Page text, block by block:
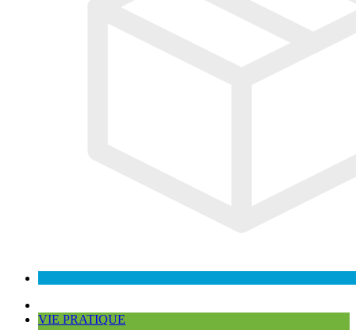
VIE PRATIQUE